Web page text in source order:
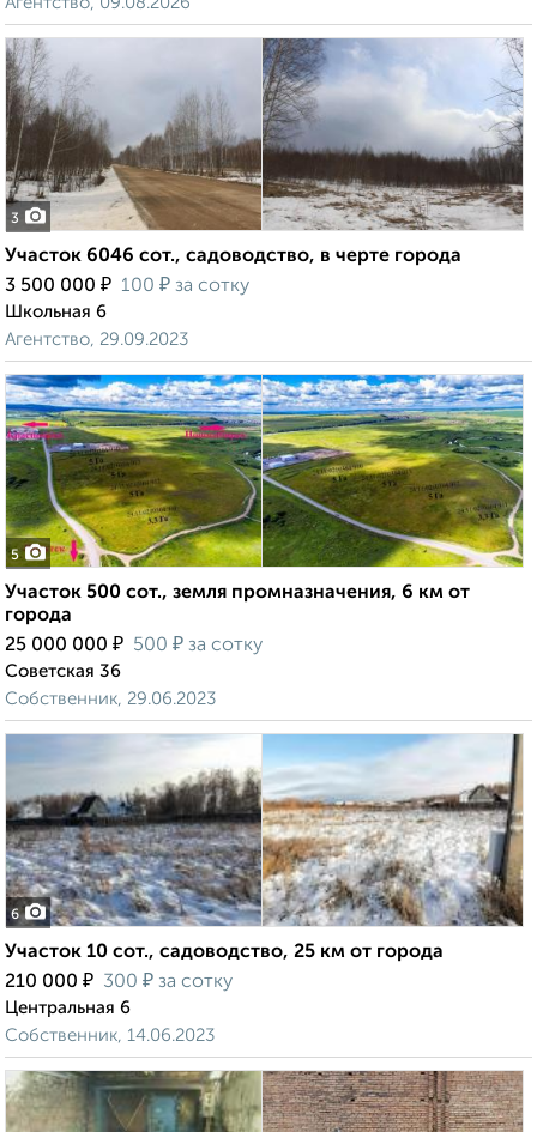
3
Участок 6046 сот., садоводство, в черте города
3 500 000 ₽ 100 ₽ за сотку
Школьная 6
Агентство, 29.09.2023
5
Участок 500 сот., земля промназначения, 6 км от
города
25 000 000 ₽ 500 ₽ за сотку
Советская 36
Собственник, 29.06.2023
6
Участок 10 сот., садоводство, 25 км от города
210 000 ₽ 300 ₽ за сотку
Центральная 6
Собственник, 14.06.2023